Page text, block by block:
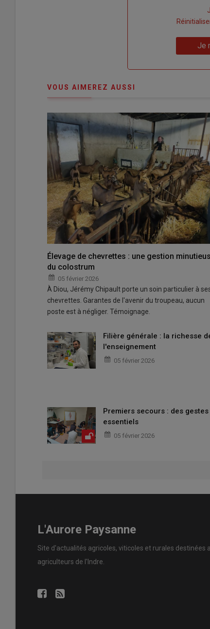
compte"
Je
VOUS AIMEREZ AUSSI
Élevage de chevrettes : une gestion
du colostrum
05 février 2026
À Diou, Jérémy Chipault porte un soin particulier à
chevrettes. Garantes de l'avenir du troupeau, aucun
poste est à négliger. Témoignage.
Filière générale : la richesse
l'enseignement
05 février 2026
Premiers secours : des gestes
essentiels
05 février 2026
L'Aurore Paysanne
Site d'actualités agricoles, viticoles et rurales destinées
agriculteurs de l'Indre.